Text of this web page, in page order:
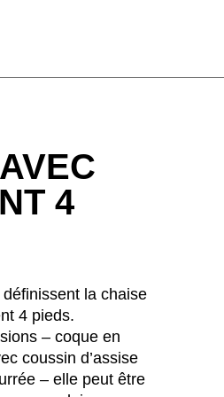
4
la chaise
4 pieds.
– coque en
coussin d’assise
– elle peut être